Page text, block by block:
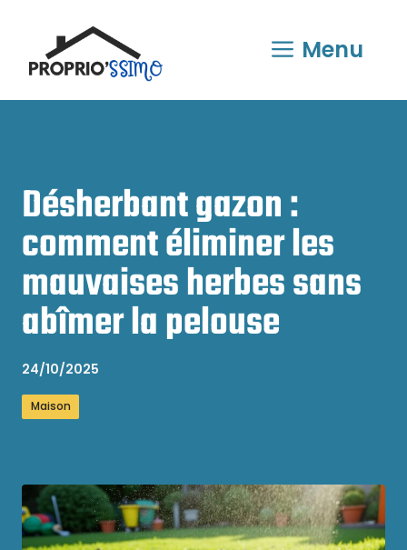
contenu
Menu
Désherbant gazon :
comment éliminer les
mauvaises herbes sans
abîmer la pelouse
24/10/2025
Maison